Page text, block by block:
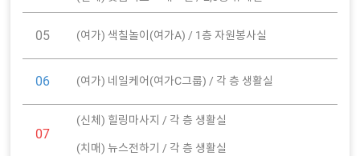
05 (여가) 색칠놀이(여가A) / 1층 자원봉사실
06 (여가) 네일케어(여가C그룹) / 각 층 생활실
07
(신체) 힐링마사지 / 각 층 생활실
(치매) 뉴스전하기 / 각 층 생활실